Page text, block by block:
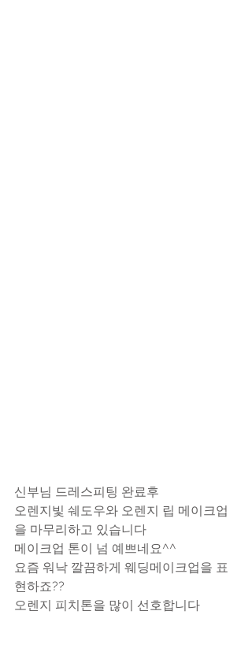
신부님 드레스피팅 완료후
오렌지빛 쉐도우와 오렌지 립 메이크업
을 마무리하고 있습니다
메이크업 톤이 넘 예쁘네요^^
요즘 워낙 깔끔하게 웨딩메이크업을 표
현하죠??
오렌지 피치톤을 많이 선호합니다